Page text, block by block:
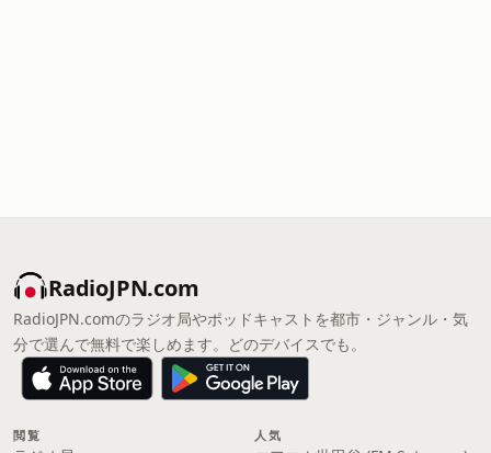
RadioJPN.com
RadioJPN.comのラジオ局やポッドキャストを都市・ジャンル・気
分で選んで無料で楽しめます。どのデバイスでも。
閲覧 人気